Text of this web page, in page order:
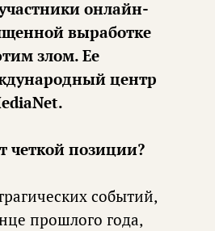
онлайн-
выработке
злом. Ее
центр
четкой позиции?
событий,
прошлого года,